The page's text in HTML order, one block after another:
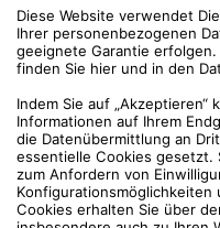
den Stein reiben.
reinigen.
Seite des Schwammes
gründlich trockenwischen.